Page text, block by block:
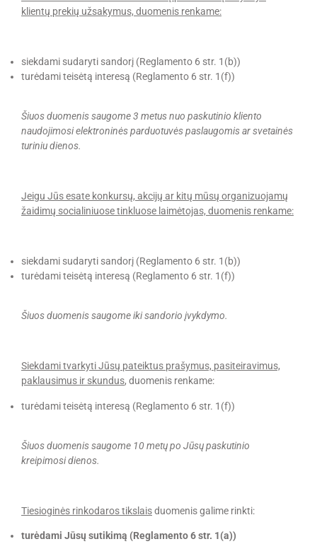
klientų prekių užsakymus, duomenis renkame:
siekdami sudaryti sandorį (Reglamento 6 str. 1(b))
turėdami teisėtą interesą (Reglamento 6 str. 1(f))
Šiuos duomenis saugome 3 metus nuo paskutinio kliento
naudojimosi elektroninės parduotuvės paslaugomis ar svetainės
turiniu dienos.
Jeigu Jūs esate konkursų, akcijų ar kitų mūsų organizuojamų
žaidimų socialiniuose tinkluose laimėtojas, duomenis renkame:
siekdami sudaryti sandorį (Reglamento 6 str. 1(b))
turėdami teisėtą interesą (Reglamento 6 str. 1(f))
Šiuos duomenis saugome iki sandorio įvykdymo.
Siekdami tvarkyti Jūsų pateiktus prašymus, pasiteiravimus,
paklausimus ir skundus, duomenis renkame:
turėdami teisėtą interesą (Reglamento 6 str. 1(f))
Šiuos duomenis saugome 10 metų po Jūsų paskutinio
kreipimosi dienos.
Tiesioginės rinkodaros tikslaisduomenis galime rinkti:
turėdami Jūsų sutikimą (Reglamento 6 str. 1(a))